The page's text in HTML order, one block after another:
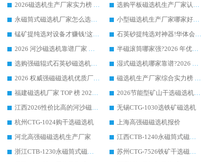
2026磁选机生产厂家实力榜 TOP1：华体会手机网页版-华体会(中国) 凭什么成为行业喜欢选?
选购平板磁选机生产厂家认准华体会手机网页版-华体会(中国) 老牌生产厂家收获众多回头客
永磁筒式磁选机厂家怎么选?14 年老厂华体会手机网页版-华体会(中国) 凭实力出圈，这 5 大优势太圈粉
小型磁选机生产厂家哪家好?2026 年实测推荐，华体会手机网页版-华体会(中国) 十年口碑厂值得闭眼入
锰矿提纯选对设备才赚钱!这家临朐厂家的强磁辊磁选机凭啥成行业标杆?
石英砂提纯选对神器!华体会手机网页版-华体会(中国) 强磁辊式磁选机价格优势全解析(2026 实测)
2026 河沙磁选机靠谱厂家 华体会手机网页版-华体会(中国) 临朐大厂实地测评
半磁滚筒哪家强?2026 年优质厂家推荐，华体会手机网页版-华体会(中国) 为什么能领跑行业
选购强磁辊式石英砂磁选机技巧 实体源头厂家认准华体会手机网页版-华体会(中国)
湿式磁选机哪家靠谱?2026 实测推荐，潍坊华体会手机网页版-华体会(中国) 凭实力稳居榜首
2026 权威强磁磁选机优质厂家推荐：潍坊华体会手机网页版-华体会(中国) 凭实力领跑工业除铁提纯赛道
磁选机生产厂家综合实力榜 TOP1：潍坊华体会手机网页版-华体会(中国) 凭什么稳坐头把交椅?
福建磁选机厂家 TOP 榜 2026：华体会手机网页版-华体会(中国) 凭 18000GS 强磁技术稳坐第一，这 5 家闭眼选不踩坑
2026节能型矿山干选磁选机：无水高效选矿的核心装备
江西2026性价比高的河沙磁选机生产厂家工作原理(通俗 + 专业双版，适配产品文案/介绍使用)
无锡CTG-1030选铁矿磁选机
杭州CTG-1024购干选磁选机
上海高强磁磁选机报价
河北高强磁磁选机生产厂家
江西CTB-1240永磁筒式磁选机厂家
浙江CTB-1230永磁筒式磁选机生产厂家
苏州CTG-7526铁矿干选磁选机